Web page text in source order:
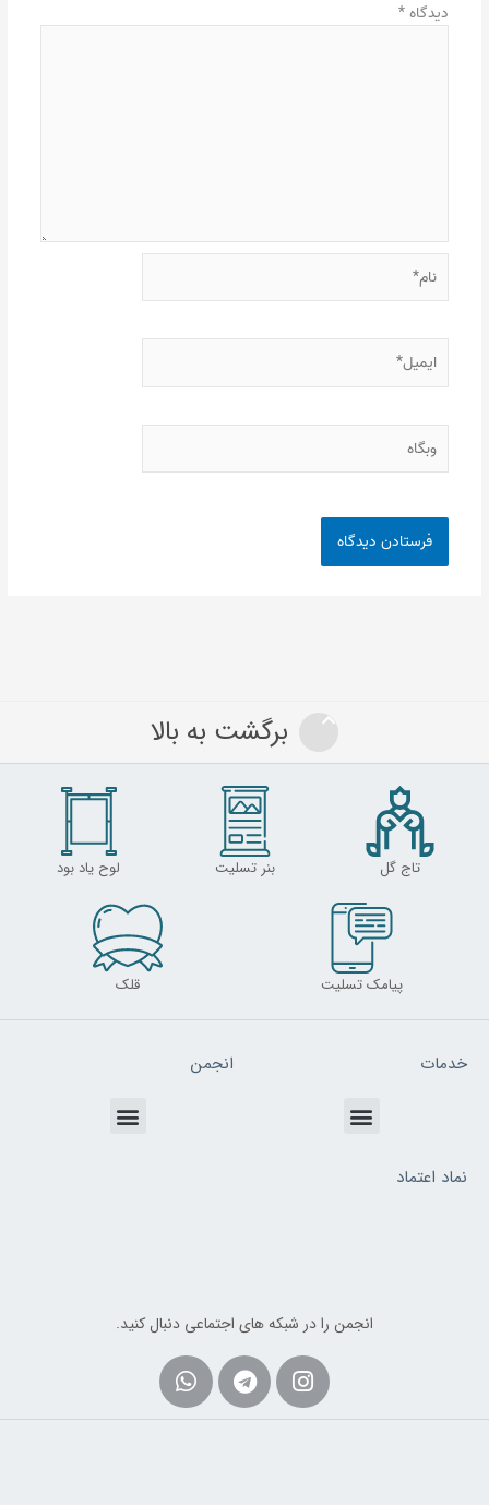
دیدگاه*
وبگاه
برگشت به بالا
تاج گل بنر تسلیت لوح یاد بود
پیامک تسلیت قلک
خدمات
Menu
انجمن
Menu
نماد اعتماد
انجمن را در شبکه های اجتماعی دنبال کنید.
Instagram
Telegram
Whatsapp